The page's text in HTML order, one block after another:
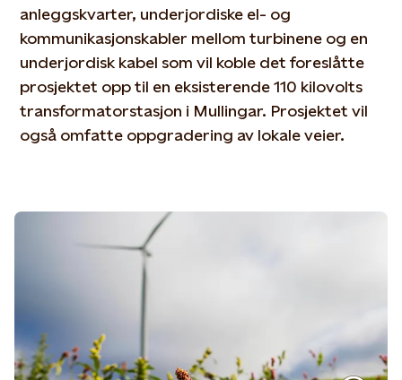
anleggskvarter, underjordiske el- og
kommunikasjonskabler mellom turbinene og en
underjordisk kabel som vil koble det foreslåtte
prosjektet opp til en eksisterende 110 kilovolts
transformatorstasjon i Mullingar. Prosjektet vil
også omfatte oppgradering av lokale veier.